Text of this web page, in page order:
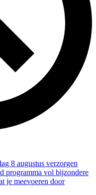
8 augustus verzorgen
programma vol bijzondere
je meevoeren door